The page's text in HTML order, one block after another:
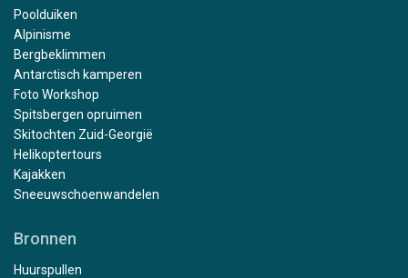
Poolduiken
Alpinisme
Bergbeklimmen
Antarctisch kamperen
Foto Workshop
Spitsbergen opruimen
Skitochten Zuid-Georgië
Helikoptertours
Kajakken
Sneeuwschoenwandelen
Bronnen
Huurspullen